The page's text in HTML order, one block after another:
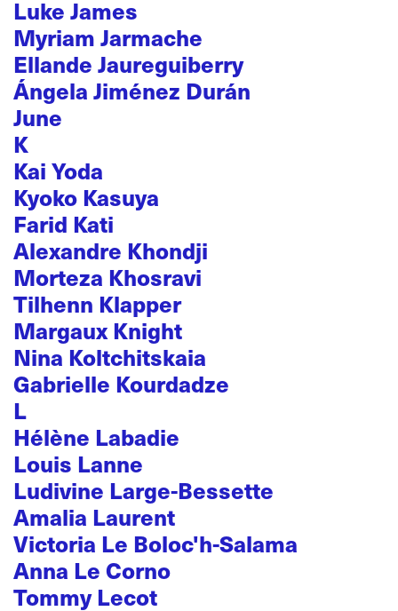
Luke James
Myriam Jarmache
Ellande Jaureguiberry
Ángela Jiménez Durán
June
K
Kai Yoda
Kyoko Kasuya
Farid Kati
Alexandre Khondji
Morteza Khosravi
Tilhenn Klapper
Margaux Knight
Nina Koltchitskaia
Gabrielle Kourdadze
L
Hélène Labadie
Louis Lanne
Ludivine Large-Bessette
Amalia Laurent
Victoria Le Boloc'h-Salama
Anna Le Corno
Tommy Lecot